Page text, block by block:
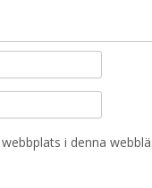
i denna